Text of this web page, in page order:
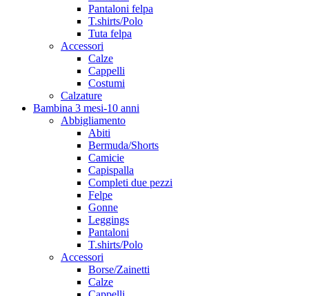
Pantaloni felpa
T.shirts/Polo
Tuta felpa
Accessori
Calze
Cappelli
Costumi
Calzature
Bambina 3 mesi-10 anni
Abbigliamento
Abiti
Bermuda/Shorts
Camicie
Capispalla
Completi due pezzi
Felpe
Gonne
Leggings
Pantaloni
T.shirts/Polo
Accessori
Borse/Zainetti
Calze